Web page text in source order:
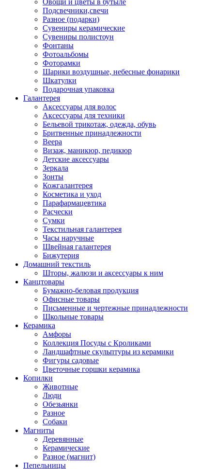
Подсвечники,свечи
Разное (подарки)
Сувениры керамические
Сувениры полистоун
Фонтаны
Фотоальбомы
Фоторамки
Шарики воздушные, небесные фонарики
Шкатулки
Подарочная упаковка
Галантерея
Аксессуары для волос
Аксессуары для техники
Бельевой трикотаж, одежда, обувь
Бритвенные принадлежности
Веера
Визаж, маникюр, педикюр
Детские аксессуары
Зеркала
Зонты
Кожгалантерея
Косметика и уход
Парафармацевтика
Расчески
Сумки
Текстильная галантерея
Часы наручные
Швейная галантерея
Бижутерия
Домашний текстиль
Шторы, жалюзи и аксессуары к ним
Канцтовары
Бумажно-беловая продукция
Офисные товары
Письменные и чертежные принадлежности
Школьные товары
Керамика
Амфоры
Коллекция Посуды с Кроликами
Ландшафтные скульптуры из керамики
Фигуры садовые
Цветочные горшки керамика
Копилки
Животные
Люди
Обезьянки
Разное
Собаки
Магниты
Деревянные
Керамические
Разное (магнит)
Пепельницы